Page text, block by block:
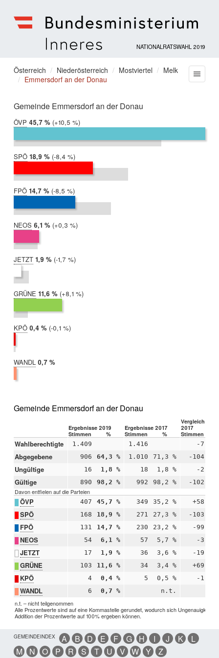
für
Inneres
NATIONALRATSWAHL 2019
Sie
befinden
hier:
Österreich Niederösterreich Mostviertel
Melk
Emmersdorf an der Donau
Gemeinde Emmersdorf an der Donau
ÖVP 2019:
45,7 %
2017:
35,2 %
Differenz:
+10,5 %
SPÖ 2019:
18,9 %
2017:
27,3 %
Differenz:
-8,4 %
FPÖ 2019:
14,7 %
2017:
23,2 %
Differenz:
-8,5 %
NEOS 2019:
6,1 %
2017:
5,7 %
Differenz:
+0,3 %
JETZT 2019:
1,9 %
2017:
3,6 %
Differenz:
-1,7 %
GRÜNE 2019:
11,6 %
2017:
3,4 %
Differenz:
+8,1 %
KPÖ 2019:
0,4 %
2017:
0,5 %
Differenz:
-0,1 %
WANDL 2019:
0,7 %
Gemeinde Emmersdorf an der Donau
Ergebnisse 2019 Ergebnisse 2017
Vergleich
2017
Stimmen
% Stimmen % Stimmen
Wahlberechtigte 1.409 1.416 -7
Abgegebene 906 64,3 % 1.010 71,3 % -104
Ungültige 16 1,8 % 18 1,8 % -2
Gültige 890 98,2 % 992 98,2 % -102
Davon entfielen auf die Parteien
ÖVP 407 45,7 % 349 35,2 % +58
SPÖ 168 18,9 % 271 27,3 % -103
FPÖ 131 14,7 % 230 23,2 % -99
NEOS 54 6,1 % 57 5,7 % -3
JETZT 17 1,9 % 36 3,6 % -19
GRÜNE 103 11,6 % 34 3,4 % +69
KPÖ 4 0,4 % 5 0,5 % -1
WANDL 6 0,7 % n.t.
n.t. – nicht teilgenommen
Alle Prozentwerte sind auf eine Kommastelle gerundet, wodurch sich
Addition der Prozentwerte auf 100% ergeben können.
GEMEINDEINDEX A B D E F G H I J K
L
M
N O P R S T U V W Y Z